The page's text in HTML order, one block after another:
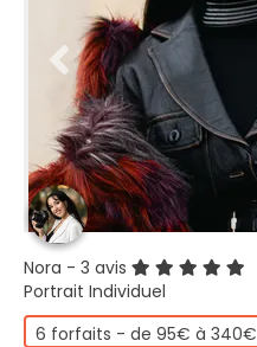
Nora - 3 avis
Portrait Individuel
6 forfaits - de 95€ à 340€